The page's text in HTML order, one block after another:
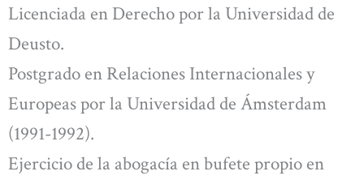
Licenciada en Derecho por la Universidad de
Deusto.
Postgrado en Relaciones Internacionales y
Europeas por la Universidad de Ámsterdam
(1991-1992).
Ejercicio de la abogacía en bufete propio en